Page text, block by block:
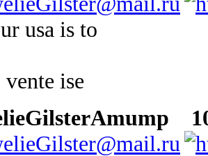
usa is to
vente ise